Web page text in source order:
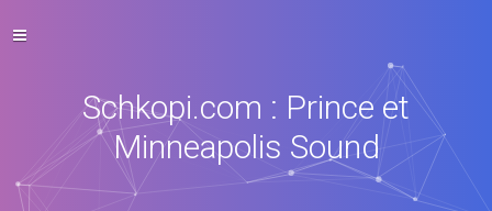
Schkopi.com : Prince et
Minneapolis Sound